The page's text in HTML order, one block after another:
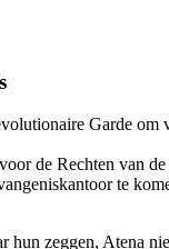
Garde om
de Rechten van
te
hun zeggen, Atena